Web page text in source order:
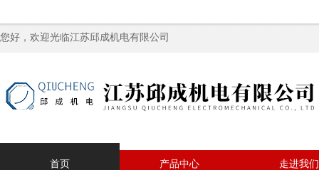
您好，欢迎光临江苏邱成机电有限公司
首页 产品中心 走进我们